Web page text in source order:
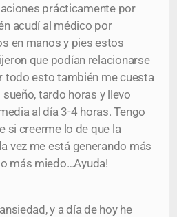
prácticamente por
acudí al médico por
en manos y pies estos
que podían relacionarse
todo esto también me cuesta
tardo horas y llevo
al día 3-4 horas. Tengo
si creerme lo de que la
vez me está generando más
más miedo…Ayuda!
y a día de hoy he